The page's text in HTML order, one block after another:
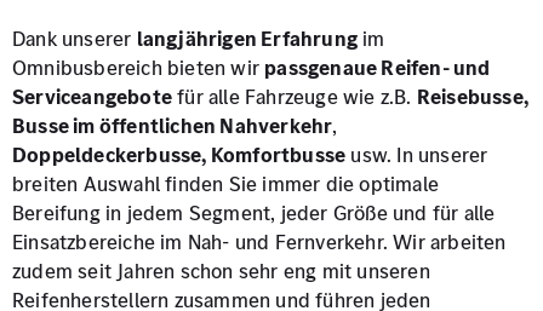
Dank unserer langjährigen Erfahrung im
Omnibusbereich bieten wir passgenaue Reifen- und
Serviceangebotefür alle Fahrzeuge wie z.B. Reisebusse,
Busse im öffentlichen Nahverkehr,
Doppeldeckerbusse, Komfortbusse usw. In unserer
breiten Auswahl finden Sie immer die optimale
Bereifung in jedem Segment, jeder Größe und für alle
Einsatzbereiche im Nah- und Fernverkehr. Wir arbeiten
zudem seit Jahren schon sehr eng mit unseren
Reifenherstellern zusammen und führen jeden